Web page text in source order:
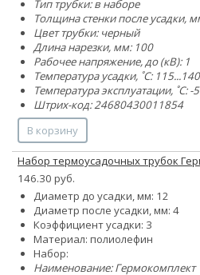
Тип трубки: в наборе
Толщина стенки после усадки,
Цвет трубки: черный
Длина нарезки, мм: 100
Рабочее напряжение, до (кВ): 1
Температура усадки, ˚С: 115...140
Температура эксплуатации, ˚С: -
Штрих-код: 24680430011854
В корзину
Набор термоусадочных трубок
146.30 руб.
Диаметр до усадки, мм: 12
Диаметр после усадки, мм: 4
Коэффициент усадки: 3
Материал: полиолефин
Набор:
Наименование: Гермокомплект